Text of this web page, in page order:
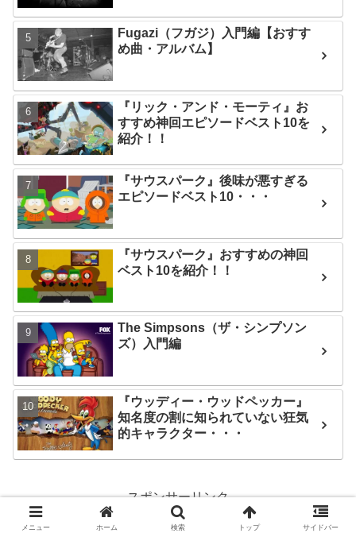
Fugazi（フガジ）入門編【おすす
め曲・アルバム】
『リック・アンド・モーティ』お
すすめ神回エピソードベスト10を
紹介！！
『サウスパーク』後味が悪すぎる
エピソードベスト10・・・
『サウスパーク』おすすめの神回
ベスト10を紹介！！
The Simpsons（ザ・シンプソン
ズ）入門編
『ウッディー・ウッドペッカー』
知名度の割に知られていない狂気
的キャラクター・・・
スポンサーリンク
メニュー ホーム 検索 トップ サイドバー